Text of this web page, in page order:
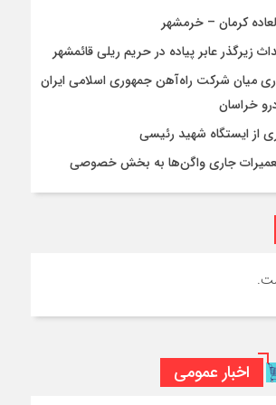
کرمان – خرمشهر
زیرگذر عابر پیاده در حریم ریلی قائمشهر
میان شرکت راه‌آهن جمهوری اسلامی ایران
خراسان
از ایستگاه شهید رئیسی
جاری واگن‌ها به بخش خصوصی
اخبار عمومی